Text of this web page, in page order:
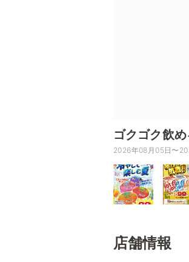
ゴクゴク飲
2026年08月05日〜
店舗情報